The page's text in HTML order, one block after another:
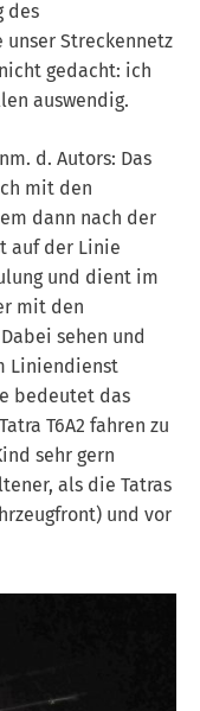
des
unser Streckennetz
gedacht: ich
auswendig.
d. Autors: Das
mit den
dann nach der
auf der Linie
und dient im
mit den
sehen und
Liniendienst
bedeutet das
T6A2 fahren zu
sehr gern
als die Tatras
und vor